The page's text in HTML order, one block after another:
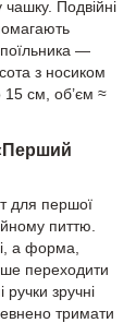
чашку. Подвійні
поїльника —
з носиком
15 см, об’єм ≈
для першої
питтю.
а форма,
переходити
зручні
тримати